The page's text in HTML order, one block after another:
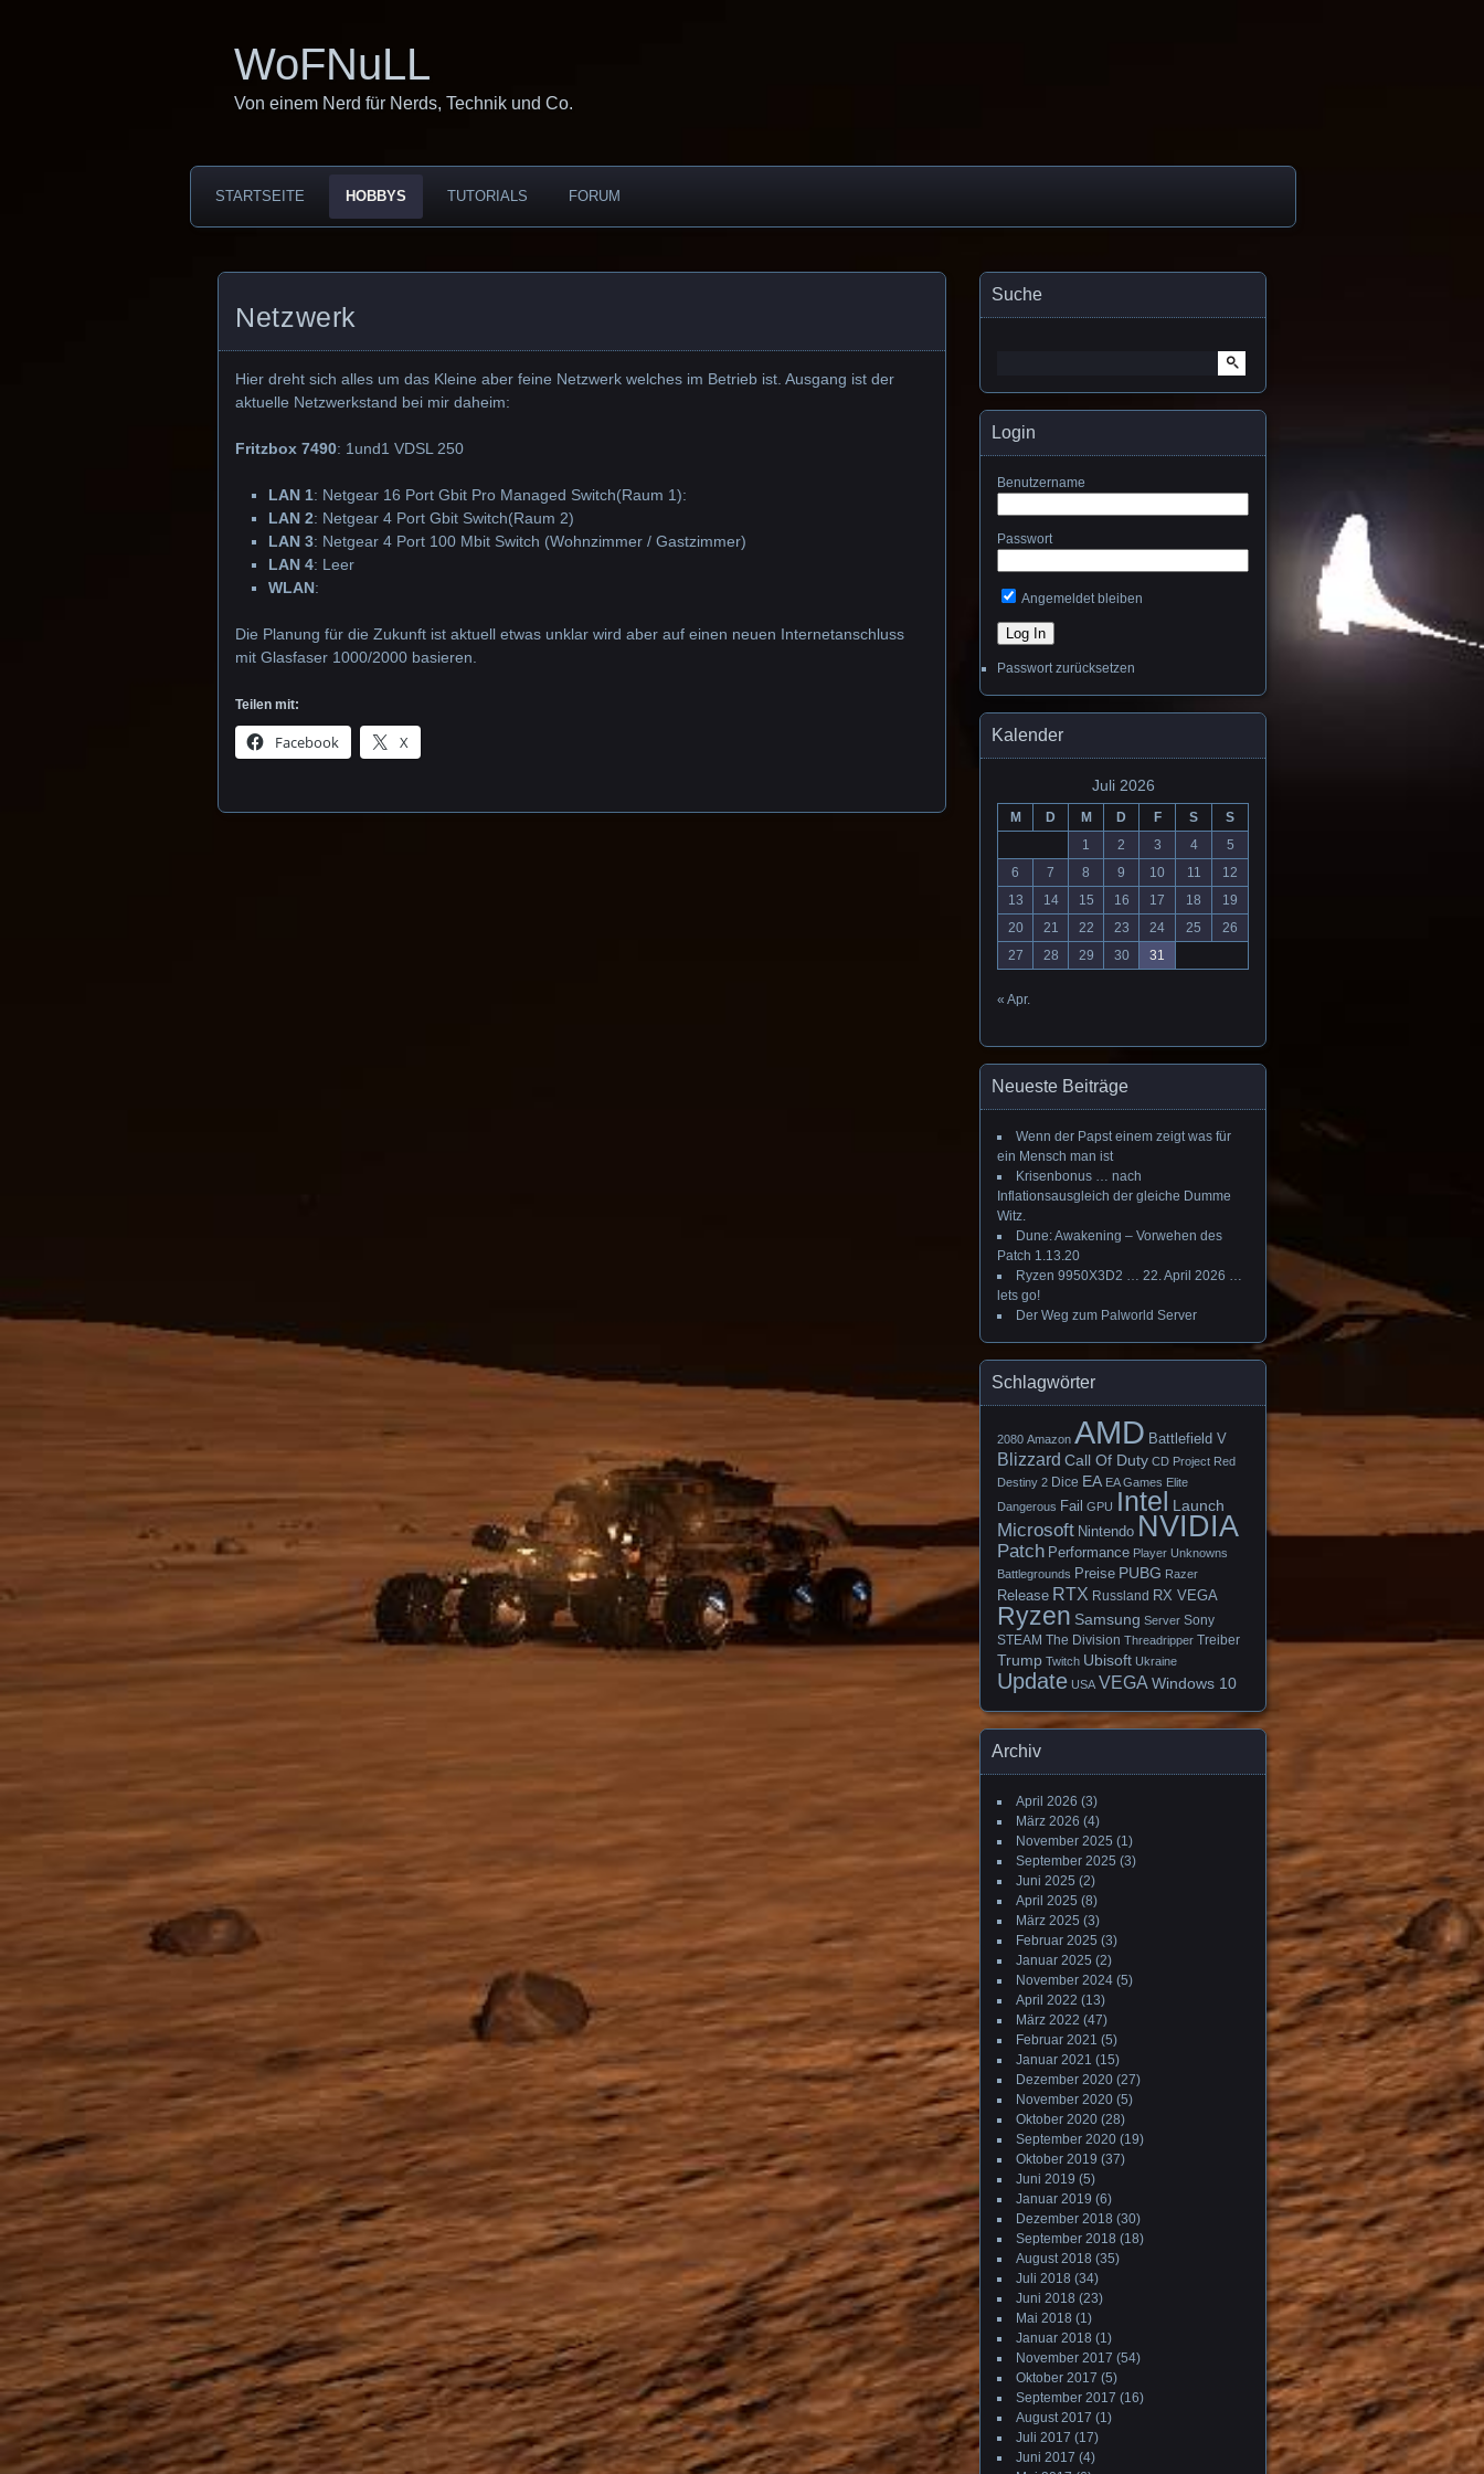
WoFNuLL
Von einem Nerd für Nerds, Technik und Co.
STARTSEITE HOBBYS TUTORIALS FORUM
Netzwerk
Hier dreht sich alles um das Kleine aber feine Netzwerk welches im Betrieb ist. Ausgang ist der
aktuelle Netzwerkstand bei mir daheim:
Fritzbox 7490: 1und1 VDSL 250
LAN 1: Netgear 16 Port Gbit Pro Managed Switch(Raum 1):
LAN 2: Netgear 4 Port Gbit Switch(Raum 2)
LAN 3: Netgear 4 Port 100 Mbit Switch (Wohnzimmer / Gastzimmer)
LAN 4: Leer
WLAN:
Die Planung für die Zukunft ist aktuell etwas unklar wird aber auf einen neuen Internetanschluss
mit Glasfaser 1000/2000 basieren.
Teilen mit:
Facebook X
Suche
Login
Benutzername
Passwort
Angemeldet bleiben
Passwort zurücksetzen
Kalender
Juli 2026
M D M D F S
S
1
2 3 4
5
6
7 8 9 10 11
12
13
14 15 16 17 18
19
20
21 22 23 24 25
26
27
28 29 30 31
« Apr.
Neueste Beiträge
Wenn der Papst einem zeigt was für
ein Mensch man ist
Krisenbonus … nach
Inflationsausgleich der gleiche Dumme
Witz.
Dune: Awakening – Vorwehen des
Patch 1.13.20
Ryzen 9950X3D2 … 22. April 2026 …
lets go!
Der Weg zum Palworld Server
Schlagwörter
2080 Amazon AMD Battlefield V
Blizzard Call Of Duty CD Project Red
Destiny 2 Dice EA EA Games Elite
Dangerous Fail GPU Intel Launch
Microsoft Nintendo NVIDIA
Patch Performance Player Unknowns
Battlegrounds Preise PUBG Razer
Release RTX Russland RX VEGA
Ryzen Samsung Server Sony
STEAM The Division Threadripper Treiber
Trump Twitch Ubisoft Ukraine
Update USA VEGA Windows 10
Archiv
April 2026 (3)
März 2026 (4)
November 2025 (1)
September 2025 (3)
Juni 2025 (2)
April 2025 (8)
März 2025 (3)
Februar 2025 (3)
Januar 2025 (2)
November 2024 (5)
April 2022 (13)
März 2022 (47)
Februar 2021 (5)
Januar 2021 (15)
Dezember 2020 (27)
November 2020 (5)
Oktober 2020 (28)
September 2020 (19)
Oktober 2019 (37)
Juni 2019 (5)
Januar 2019 (6)
Dezember 2018 (30)
September 2018 (18)
August 2018 (35)
Juli 2018 (34)
Juni 2018 (23)
Mai 2018 (1)
Januar 2018 (1)
November 2017 (54)
Oktober 2017 (5)
September 2017 (16)
August 2017 (1)
Juli 2017 (17)
Juni 2017 (4)